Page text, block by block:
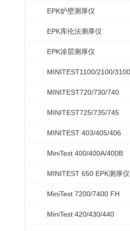
EPK炉壁测厚仪
EPK库伦法测厚仪
EPK涂层测厚仪
MINITEST720/730/740
MINITEST725/735/745
MINITEST 403/405/406
MiniTest 400/400A/400B
MINITEST 650 EPK测厚仪
MiniTest 7200/7400 FH
MiniTest 420/430/440